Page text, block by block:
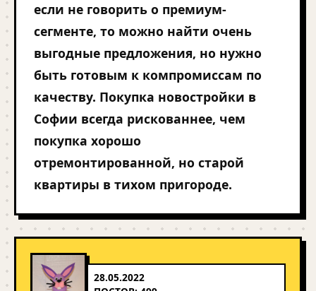
если не говорить о премиум-
сегменте, то можно найти очень
выгодные предложения, но нужно
быть готовым к компромиссам по
качеству. Покупка новостройки в
Софии всегда рискованнее, чем
покупка хорошо
отремонтированной, но старой
квартиры в тихом пригороде.
28.05.2022